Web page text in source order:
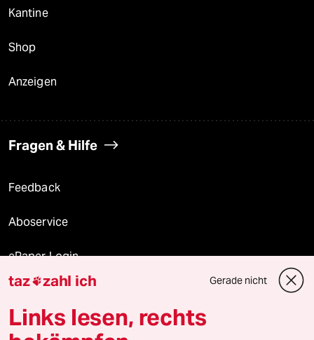
Kantine
Shop
Anzeigen
Fragen & Hilfe
Feedback
Aboservice
ePaper Login
Downloads für Abonnierende
taz zahl ich Gerade nicht
Links lesen, rechts